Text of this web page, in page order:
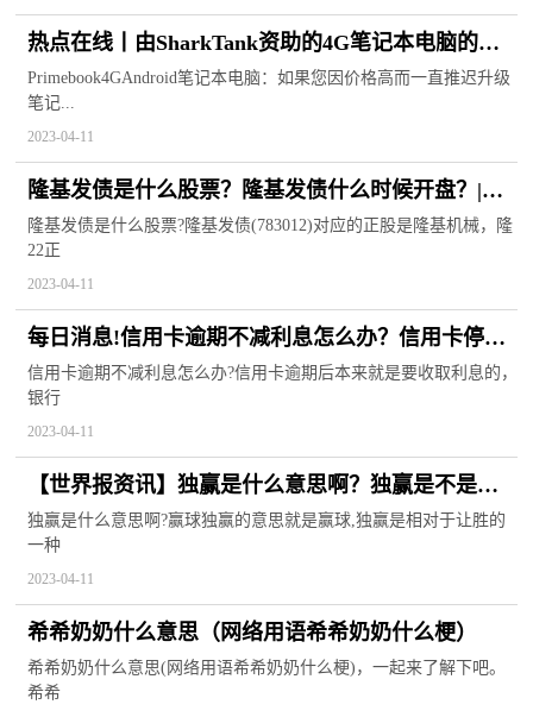
热点在线丨由SharkTank资助的4G笔记本电脑的售
价将低于16000卢比
Primebook4GAndroid笔记本电脑：如果您因价格高而一直推迟升级
笔记...
2023-04-11
隆基发债是什么股票？隆基发债什么时候开盘？|每
日热文
隆基发债是什么股票?隆基发债(783012)对应的正股是隆基机械，隆
22正
2023-04-11
每日消息!信用卡逾期不减利息怎么办？信用卡停息
挂账2023新规定是什么？
信用卡逾期不减利息怎么办?信用卡逾期后本来就是要收取利息的，
银行
2023-04-11
【世界报资讯】独赢是什么意思啊？独赢是不是直
接买谁赢？
独赢是什么意思啊?赢球独赢的意思就是赢球,独赢是相对于让胜的
一种
2023-04-11
希希奶奶什么意思（网络用语希希奶奶什么梗）
希希奶奶什么意思(网络用语希希奶奶什么梗)，一起来了解下吧。
希希